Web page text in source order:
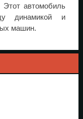
автомобиль
динамикой и
машин.